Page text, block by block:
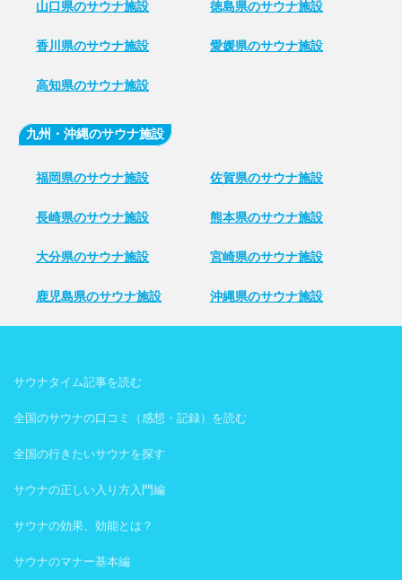
山口県のサウナ施設 徳島県のサウナ施設
香川県のサウナ施設 愛媛県のサウナ施設
高知県のサウナ施設
九州・沖縄のサウナ施設
福岡県のサウナ施設 佐賀県のサウナ施設
長崎県のサウナ施設 熊本県のサウナ施設
大分県のサウナ施設 宮崎県のサウナ施設
鹿児島県のサウナ施設 沖縄県のサウナ施設
サウナタイム記事を読む
全国のサウナの口コミ（感想・記録）を読む
全国の行きたいサウナを探す
サウナの正しい入り方入門編
サウナの効果、効能とは？
サウナのマナー基本編